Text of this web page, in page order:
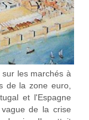
les marchés à
de la zone euro,
et l'Espagne
de la crise